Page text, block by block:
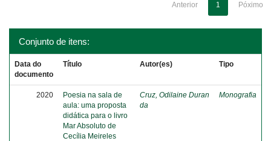
Anterior 1 Póximo
Conjunto de itens:
Data do
documento
Título Autor(es) Tipo
2020
Poesia na sala de
aula: uma proposta
didática para o livro
Mar Absoluto de
Cecília Meireles
Cruz, Odilaine Duran
da
Monografia